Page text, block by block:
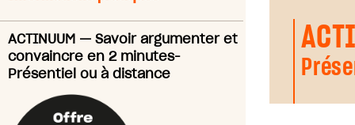
ACTINUUM — Savoir argumenter et
convaincre en 2 minutes-
Présentiel ou à distance